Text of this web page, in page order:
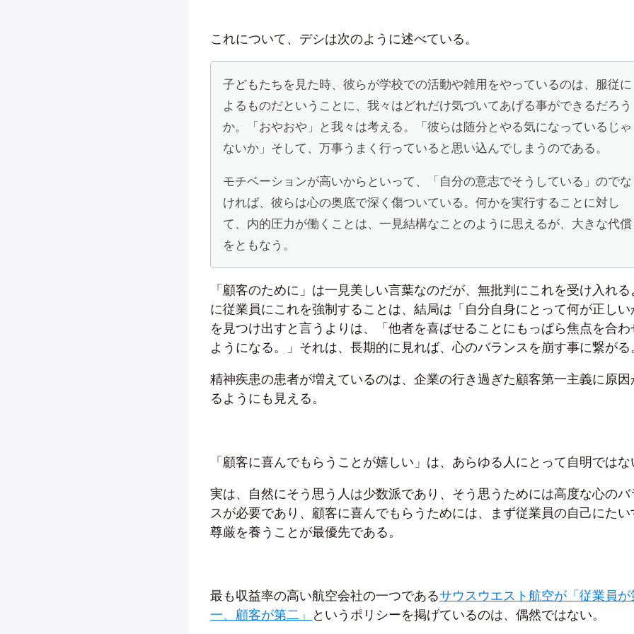
これについて、デシは次のように述べている。
子どもたちを見た時、彼らが学校での活動や雑用をやっているのは、服従に
よるものだということに、我々はどれだけ気づいてあげる事ができるだろう
か。「おやおや」と我々は考える。「彼らは随分とやる気になっているじゃ
ないか」そして、万事うまく行っていると思い込んでしまうのである。
モチベーションが高いからといって、「自分の意志でそうしている」のでな
ければ、彼らは心の奥底で深く傷ついている。何かを実行することに対し
て、内的圧力が働くことは、一見結構なことのように思えるが、大きな代償
をともなう。
「顧客のために」は一見美しい言葉なのだが、無批判にこれを受け入れる
に従業員にこれを強制することは、結局は「自分自身にとって何が正しい
を見つけ出すと言うよりは、「他者を喜ばせることにもっぱら焦点を合わ
ようになる。」それは、長期的に見れば、心のバランスを崩す事に繋がる
精神疾患の患者が増えているのは、企業の行き過ぎた顧客第一主義に原因
るようにも見える。
「顧客に喜んでもらうことが嬉しい」は、あらゆる人にとって自明ではな
実は、自然にそう思う人は少数派であり、そう思うためには高度な心のバ
スが必要であり、顧客に喜んでもらうためには、まず従業員の自己にたい
尊厳を養うことが最優先である。
最も収益率の高い航空会社の一つであるサウスウエスト航空が「従業員が
一、顧客が第二」
というポリシーを掲げているのは、偶然ではない。